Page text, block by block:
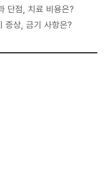
단점, 치료 비용은?
증상, 금기 사항은?